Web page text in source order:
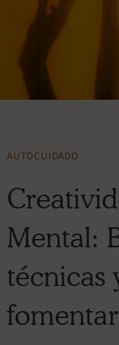
AUTOCUIDADO
Mental:
técnicas